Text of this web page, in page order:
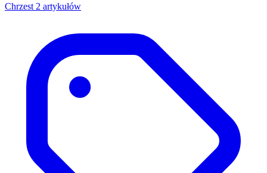
Chrzest 2 artykułów